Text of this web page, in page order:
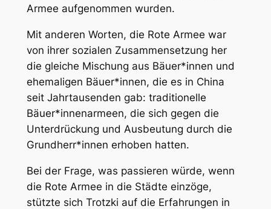
Armee aufgenommen wurden.
Mit anderen Worten, die Rote Armee war
von ihrer sozialen Zusammensetzung her
die gleiche Mischung aus Bäuer*innen und
ehemaligen Bäuer*innen, die es in China
seit Jahrtausenden gab: traditionelle
Bäuer*innenarmeen, die sich gegen die
Unterdrückung und Ausbeutung durch die
Grundherr*innen erhoben hatten.
Bei der Frage, was passieren würde, wenn
die Rote Armee in die Städte einzöge,
stützte sich Trotzki auf die Erfahrungen in